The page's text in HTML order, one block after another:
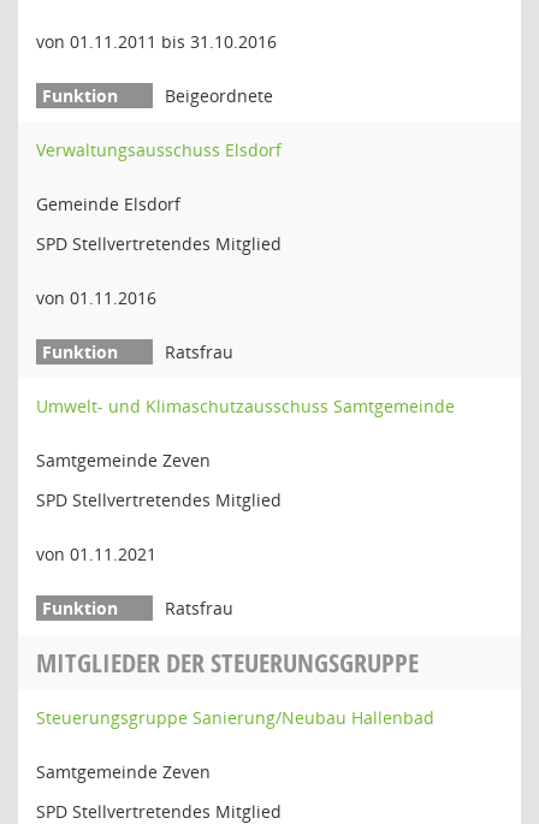
von 01.11.2011 bis 31.10.2016
Beigeordnete
Verwaltungsausschuss Elsdorf
Gemeinde Elsdorf
SPD Stellvertretendes Mitglied
von 01.11.2016
Ratsfrau
Umwelt- und Klimaschutzausschuss Samtgemeinde
Samtgemeinde Zeven
SPD Stellvertretendes Mitglied
von 01.11.2021
Ratsfrau
MITGLIEDER DER STEUERUNGSGRUPPE
Steuerungsgruppe Sanierung/Neubau Hallenbad
Samtgemeinde Zeven
SPD Stellvertretendes Mitglied